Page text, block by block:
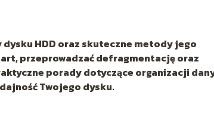
HDD oraz skuteczne metody jego
przeprowadzać defragmentację oraz
porady dotyczące organizacji
Twojego dysku.